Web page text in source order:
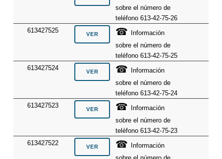
sobre el número de
teléfono 613-42-75-26
613427525
☎ Información
sobre el número de
teléfono 613-42-75-25
613427524
☎ Información
sobre el número de
teléfono 613-42-75-24
613427523
☎ Información
sobre el número de
teléfono 613-42-75-23
613427522
☎ Información